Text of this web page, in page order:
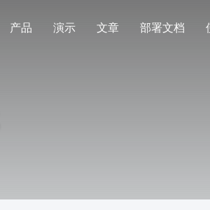
产品 演示 文章 部署文档